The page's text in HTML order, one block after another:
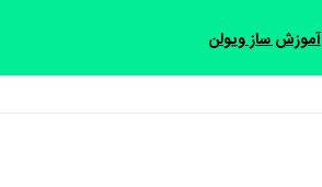
آموزش ساز ویولن